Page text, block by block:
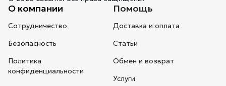
О компании
Сотрудничество
Безопасность
Политика
конфиденциальности
Помощь
Доставка и оплата
Статьи
Обмен и возврат
Услуги